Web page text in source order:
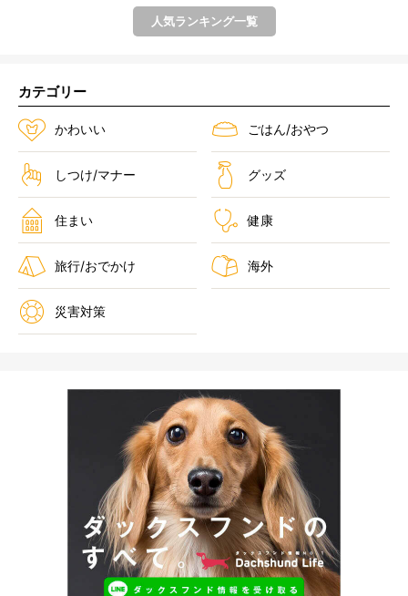
人気ランキング一覧
カテゴリー
かわいい ごはん/おやつ
しつけ/マナー グッズ
住まい 健康
旅行/おでかけ 海外
災害対策